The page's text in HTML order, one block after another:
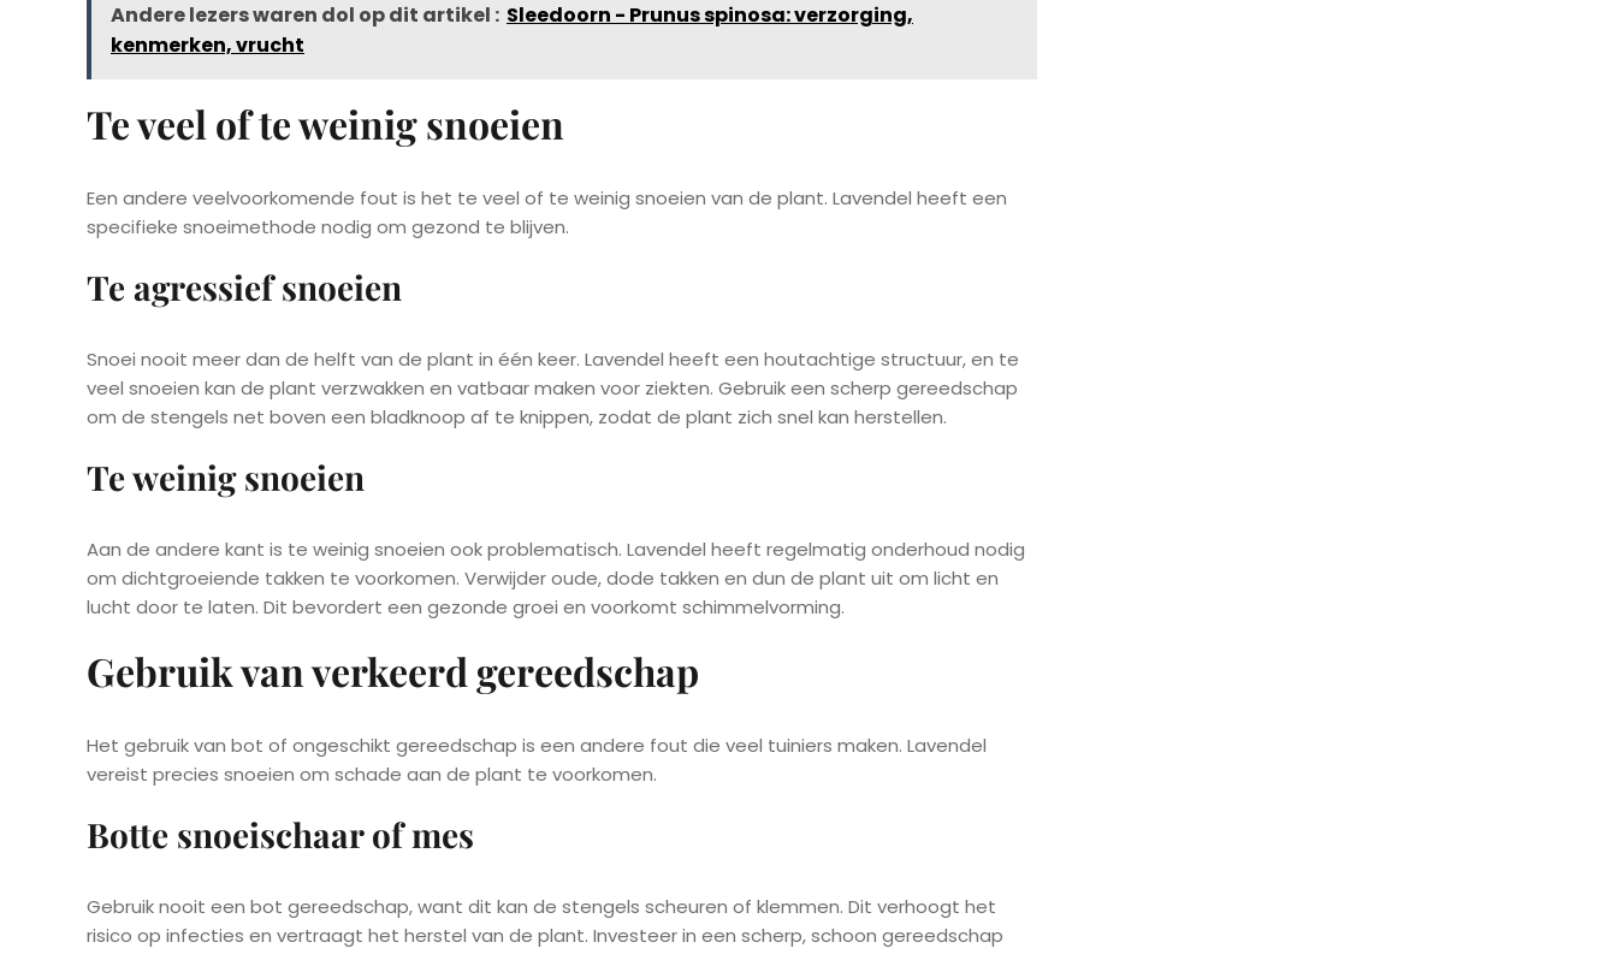
Andere lezers waren dol op dit artikel : Sleedoorn - Prunus spinosa: verzorging,
kenmerken, vrucht
Te veel of te weinig snoeien
Een andere veelvoorkomende fout is het te veel of te weinig snoeien van de plant. Lavendel heeft een
specifieke snoeimethode nodig om gezond te blijven.
Te agressief snoeien
Snoei nooit meer dan de helft van de plant in één keer. Lavendel heeft een houtachtige structuur, en te
veel snoeien kan de plant verzwakken en vatbaar maken voor ziekten. Gebruik een scherp gereedschap
om de stengels net boven een bladknoop af te knippen, zodat de plant zich snel kan herstellen.
Te weinig snoeien
Aan de andere kant is te weinig snoeien ook problematisch. Lavendel heeft regelmatig onderhoud nodig
om dichtgroeiende takken te voorkomen. Verwijder oude, dode takken en dun de plant uit om licht en
lucht door te laten. Dit bevordert een gezonde groei en voorkomt schimmelvorming.
Gebruik van verkeerd gereedschap
Het gebruik van bot of ongeschikt gereedschap is een andere fout die veel tuiniers maken. Lavendel
vereist precies snoeien om schade aan de plant te voorkomen.
Botte snoeischaar of mes
Gebruik nooit een bot gereedschap, want dit kan de stengels scheuren of klemmen. Dit verhoogt het
risico op infecties en vertraagt het herstel van de plant. Investeer in een scherp, schoon gereedschap